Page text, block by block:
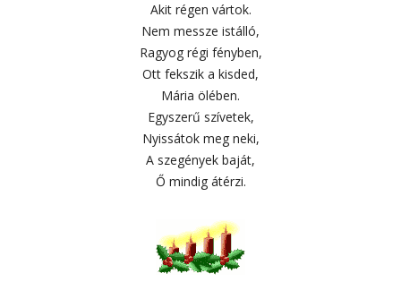
Akit régen vártok.
Nem messze istálló,
Ragyog régi fényben,
Ott fekszik a kisded,
Mária ölében.
Egyszerű szívetek,
Nyissátok meg neki,
A szegények baját,
Ő mindig átérzi.